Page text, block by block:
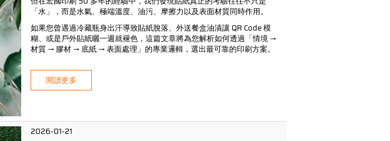
「水」，而是水氣、極端溫度、油污、摩擦力以及表面材質同時作用。
如果您曾遇過冷藏瓶身出汗導致貼紙脫落、外送餐盒油漬讓 QR Code 模
糊、或是戶外貼紙曬一週就褪色，這篇文章將為您解析如何透過「情境 →
材質 → 膠材 → 底紙 → 表面處理」的專業邏輯，選出最可靠的印刷方案。
閱讀更多
2026-01-21